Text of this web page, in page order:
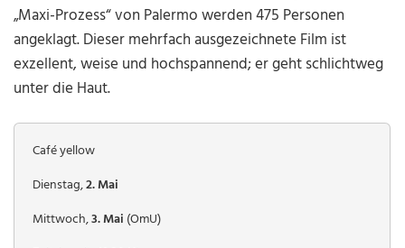
„Maxi-Prozess“ von Palermo werden 475 Personen
angeklagt. Dieser mehrfach ausgezeichnete Film ist
exzellent, weise und hochspannend; er geht schlichtweg
unter die Haut.
Café yellow
Dienstag,2. Mai
Mittwoch,3. Mai (OmU)